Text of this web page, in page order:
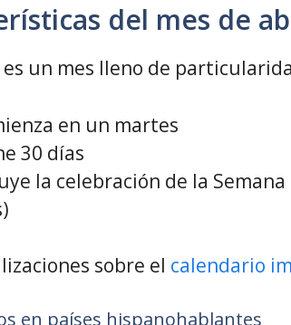
del mes de
un mes lleno de
en un martes
30 días
la celebración de la
sobre el calendario
en países hispanohablantes